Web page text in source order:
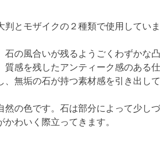
とモザイクの２種類で使用していま
石の風合いが残るようごくわずかな
質感を残したアンティーク感のある
無垢の石が持つ素材感を引き出して
然の色です。石は部分によって少し
わいく際立ってきます。